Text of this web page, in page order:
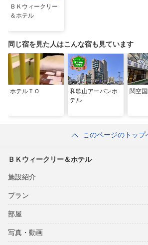
ＢＫウィークリー
＆ホテル
同じ宿を見た人はこんな宿も見ています
ホテルＴＯ
和歌山アーバンホ
テル
関空
このページのトップ
ＢＫウィークリー＆ホテル
施設紹介
プラン
部屋
写真・動画